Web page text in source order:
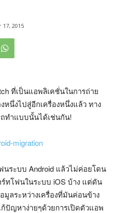
2015
ที่เป็นแอพลิเคชั่นในการถ่าย
นึ่งไปสู่อีกเครื่องหนึ่งแล้ว ทาง
ทำแบบนั้นได้เช่นกัน!
นระบบ Android แล้วไม่ค่อยโดน
ทโฟนในระบบ iOS บ้าง แต่ดัน
ลระหว่างเครื่องที่มันค่อนข้าง
ปัญหาง่ายๆด้วยการเปิดตัวแอพ